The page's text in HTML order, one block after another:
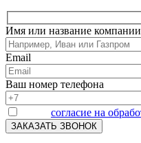
Имя или название компании
Email
Ваш номер телефона
согласие на